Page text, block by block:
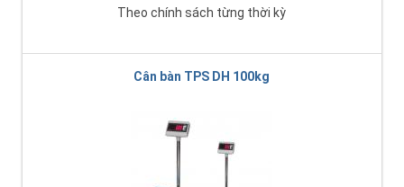
Theo chính sách từng thời kỳ
Cân bàn TPS DH 100kg